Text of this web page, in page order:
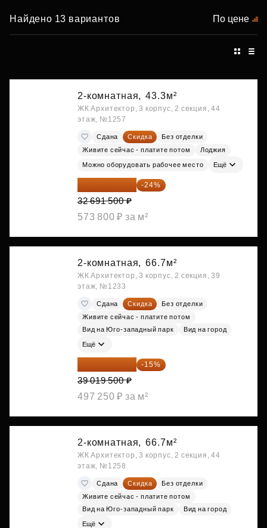
Найдено 13 вариантов По цене
2-комнатная, 43.3м²
ЖК Архитектор, 3 корпус, 2 секция, 44
этаж, №1257
Сдана Скидка
Без отделки
Живите сейчас - платите потом
Лоджия
Можно оборудовать рабочее место Ещё
24 845 540 ₽ -24%
32 691 500 ₽
573 800 ₽ за м²
2-комнатная, 66.7м²
ЖК Архитектор, 3 корпус, 2 секция, 39
этаж, №1233
Сдана Скидка
Без отделки
Живите сейчас - платите потом
Вид на Юго-западный парк
Вид на город
Ещё
33 166 575 ₽ -15%
39 019 500 ₽
497 250 ₽ за м²
2-комнатная, 66.7м²
ЖК Архитектор, 3 корпус, 2 секция, 44
этаж, №1258
Сдана Скидка
Без отделки
Живите сейчас - платите потом
Вид на Юго-западный парк
Вид на город
Ещё